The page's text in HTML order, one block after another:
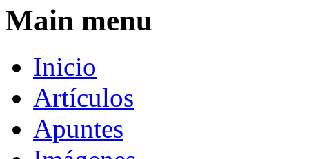
Main menu
Inicio
Artículos
Apuntes